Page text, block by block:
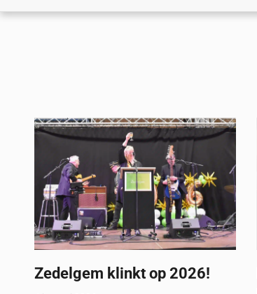
Zedelgem klinkt op 2026!